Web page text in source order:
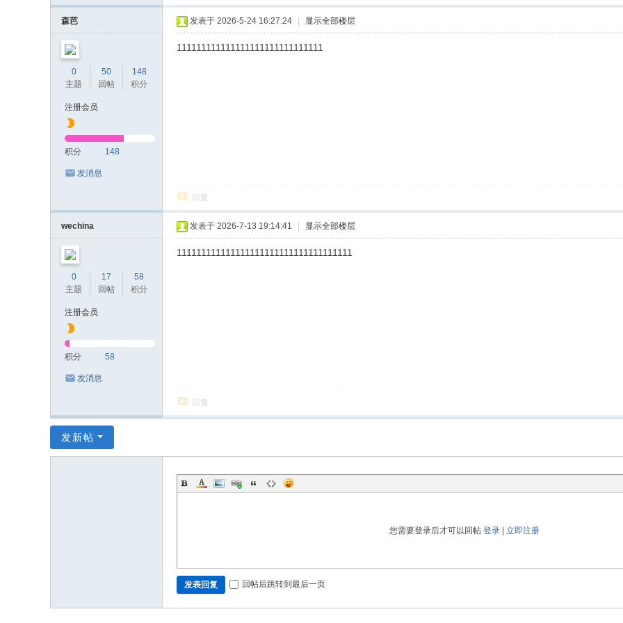
森芭
0
主题
50
回帖
148
积分
注册会员
积分 148
发消息
发表于 2026-5-24 16:27:24 显示全部楼层
111111111111111111111111111111
回复
wechina
0
主题
17
回帖
58
积分
注册会员
积分 58
发消息
发表于 2026-7-13 19:14:41 显示全部楼层
111111111111111111111111111111111111
回复
发新帖
您需要登录后才可以回帖 登录| 立即注册
发表回复 回帖后跳转到最后一页